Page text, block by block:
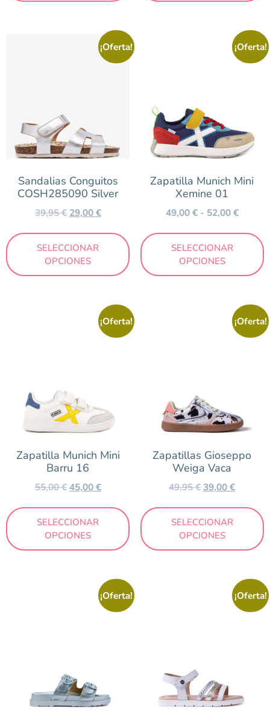
¡Oferta!
Sandalias Conguitos
COSH285090 Silver
39,95€ 29,00€
SELECCIONAR
OPCIONES
¡Oferta!
Zapatilla Munich Mini
Xemine 01
49,00€ - 52,00€
SELECCIONAR
OPCIONES
¡Oferta!
Zapatilla Munich Mini
Barru 16
55,00€ 45,00€
SELECCIONAR
OPCIONES
¡Oferta!
Zapatillas Gioseppo
Weiga Vaca
49,95€ 39,00€
SELECCIONAR
OPCIONES
¡Oferta! ¡Oferta!